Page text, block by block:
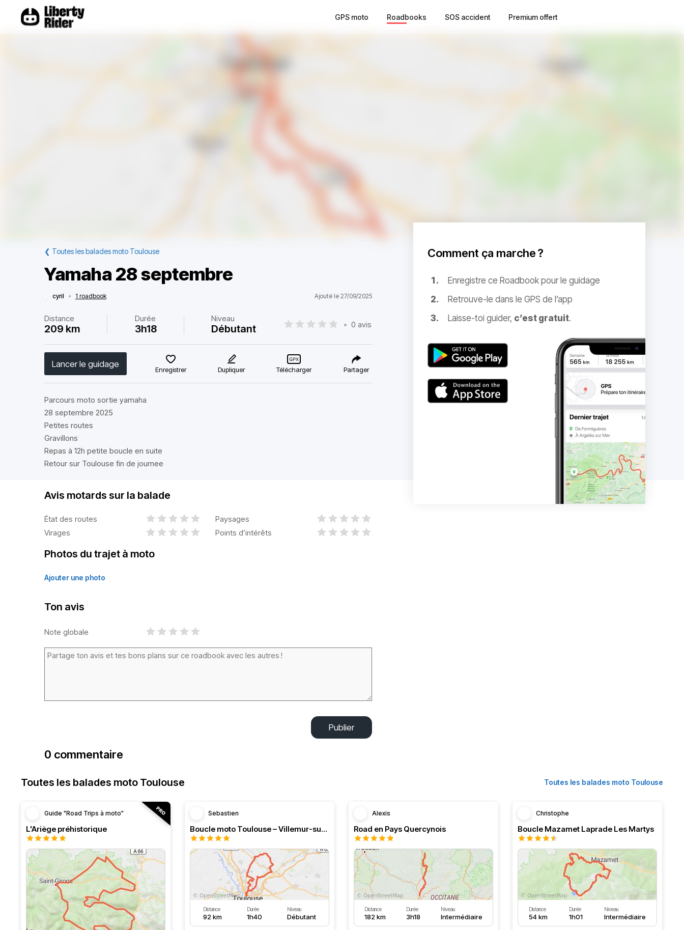
GPS moto Roadbooks SOS accident Premium offert
❮ Toutes les balades moto Toulouse
Yamaha 28 septembre
cyril • 1 roadbook Ajouté le 27/09/2025
Distance
209 km
Durée
3h18
Niveau
Débutant • 0 avis
Lancer le guidage
Enregistrer Dupliquer Télécharger Partager
Parcours moto sortie yamaha
28 septembre 2025
Petites routes
Gravillons
Repas à 12h petite boucle en suite
Retour sur Toulouse fin de journee
Comment ça marche ?
Enregistre ce Roadbook pour le guidage
Retrouve-le dans le GPS de l’app
Laisse-toi guider, c’est gratuit.
Avis motards sur la balade
État des routes
Paysages
Virages
Points d’intérêts
Photos du trajet à moto
Ajouter une photo
Ton avis
Note globale
Publier
0 commentaire
Toutes les balades moto Toulouse Toutes les balades moto Toulouse
Guide "Road Trips à moto"
L'Ariège préhistorique
Sebastien
Boucle moto Toulouse – Villemur-sur-Tarn – Bessières
Distance
92 km
Durée
1h40
Niveau
Débutant
Alexis
Road en Pays Quercynois
Distance
182 km
Durée
3h18
Niveau
Intermédiaire
Christophe
Boucle Mazamet Laprade Les Martys
Distance
54 km
Durée
1h01
Niveau
Intermédiaire